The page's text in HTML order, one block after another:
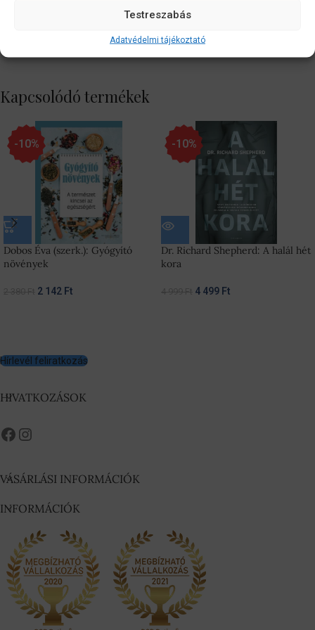
Testreszabás
Adatvédelmi tájékoztató
Kapcsolódó termékek
-10%
Dobos Éva (szerk.): Gyógyító
növények
2 142 Ft
-10%
Dr. Richard Shepherd: A halál hét
kora
4 499 Ft
Hírlevél feliratkozás
HIVATKOZÁSOK
VÁSÁRLÁSI INFORMÁCIÓK
INFORMÁCIÓK